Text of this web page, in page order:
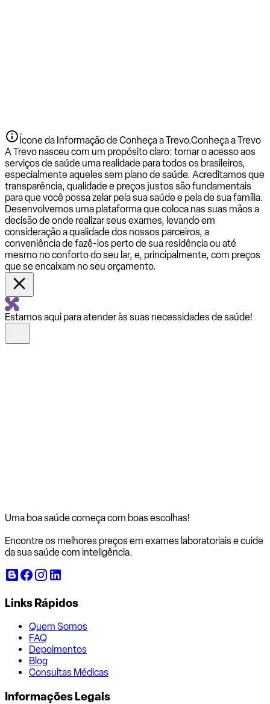
Ícone da Informação de Conheça a Trevo.Conheça a Trevo
A Trevo nasceu com um propósito claro: tornar o acesso aos
serviços de saúde uma realidade para todos os brasileiros,
especialmente aqueles sem plano de saúde. Acreditamos que
transparência, qualidade e preços justos são fundamentais
para que você possa zelar pela sua saúde e pela de sua família.
Desenvolvemos uma plataforma que coloca nas suas mãos a
decisão de onde realizar seus exames, levando em
consideração a qualidade dos nossos parceiros, a
conveniência de fazê-los perto de sua residência ou até
mesmo no conforto do seu lar, e, principalmente, com preços
que se encaixam no seu orçamento.
Estamos aqui para atender às suas necessidades de saúde!
Uma boa saúde começa com boas escolhas!
Encontre os melhores preços em exames laboratoriais e cuide
da sua saúde com inteligência.
Links Rápidos
Quem Somos
FAQ
Depoimentos
Blog
Consultas Médicas
Informações Legais